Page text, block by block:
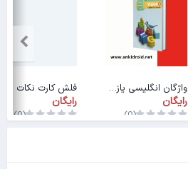
واژگان انگلیسی یازدهم
رایگان
(0)
رایگان
(0)